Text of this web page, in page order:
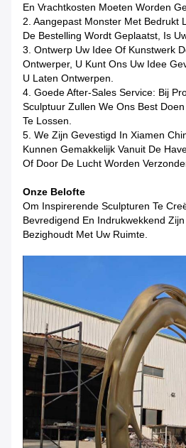
En Vrachtkosten Moeten Worden
2. Aangepast Monster Met Bedrukt
De Bestelling Wordt Geplaatst, Is
3. Ontwerp Uw Idee Of Kunstwerk
Ontwerper, U Kunt Ons Uw Idee
U Laten Ontwerpen.
4. Goede After-Sales Service: Bij
Sculptuur Zullen We Ons Best
Te Lossen.
5. We Zijn Gevestigd In Xiamen
Kunnen Gemakkelijk Vanuit De
Of Door De Lucht Worden
Onze Belofte
Om Inspirerende Sculpturen Te
Bevredigend En Indrukwekkend
Bezighoudt Met Uw Ruimte.